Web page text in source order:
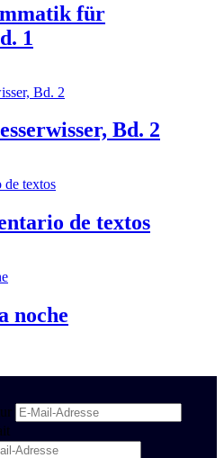
für
1
Bd. 2
de textos
noche